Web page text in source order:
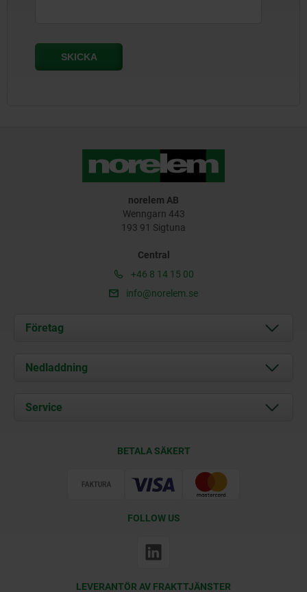
norelem AB
Wenngarn 443
193 91 Sigtuna
Central
+46 8 14 15 00
info@norelem.se
Företag
Om oss
Kontakt
Nedladdning
Documents
Service
BETALA SÄKERT
FOLLOW US
LEVERANTÖR AV FRAKTTJÄNSTER